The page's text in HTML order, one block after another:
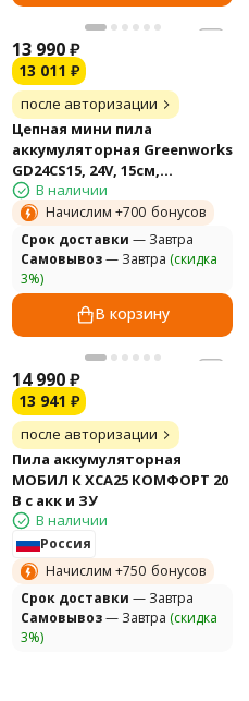
13 990₽
13 011 ₽
после авторизации
Цепная мини пила
аккумуляторная Greenworks
GD24CS15, 24V, 15см,
бесщеточная, с
автоматической смазкой
цепи, без АКБ и ЗУ
В наличии
Начислим +700 бонусов
Cрок доставки — Завтра
Самовывоз— Завтра (скидка
3%)
В корзину
14 990₽
13 941 ₽
после авторизации
Пила аккумуляторная
МОБИЛ К XCA25 КОМФОРТ 20
В с акк и ЗУ
В наличии
Россия
Начислим +750 бонусов
Cрок доставки — Завтра
Самовывоз— Завтра (скидка
3%)